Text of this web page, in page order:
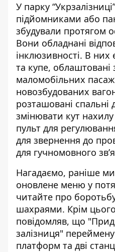
У парку
підйомниками або
збудували протягом
Вони обладнані
інклюзивності. В них
та купе, облаштовані
маломобільних
новозбудованих
розташовані спальні
змінювати кут нахилу
пульт для
для звернення до
для гучномовного
Нагадаємо, раніше
оновлене меню у
читайте про
шахраями. Крім
повідомляв, що
залізниця"
платформ та дві